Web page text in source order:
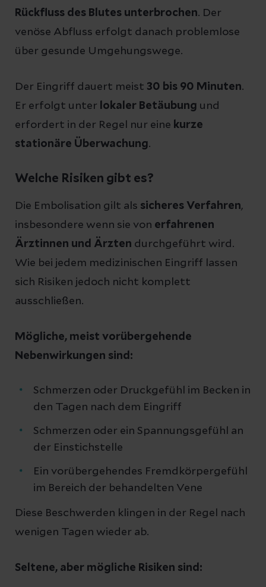
Rückfluss des Blutes unterbrochen. Der
venöse Abfluss erfolgt danach problemlose
über gesunde Umgehungswege.
Der Eingriff dauert meist 30 bis 90 Minuten.
Er erfolgt unter
lokaler Betäubung und
erfordert in der Regel nur eine kurze
stationäre Überwachung.
Welche Risiken gibt es?
Die Embolisation gilt als sicheres Verfahren,
insbesondere wenn sie von erfahrenen
Ärztinnen und Ärzten durchgeführt wird.
Wie bei jedem medizinischen Eingriff lassen
sich Risiken jedoch nicht komplett
ausschließen.
Mögliche, meist vorübergehende
Nebenwirkungen sind:
Schmerzen oder Druckgefühl im Becken in
den Tagen nach dem Eingriff
Schmerzen oder ein Spannungsgefühl an
der Einstichstelle
Ein vorübergehendes Fremdkörpergefühl
im Bereich der behandelten Vene
Diese Beschwerden klingen in der Regel nach
wenigen Tagen wieder ab.
Seltene, aber mögliche Risiken sind: